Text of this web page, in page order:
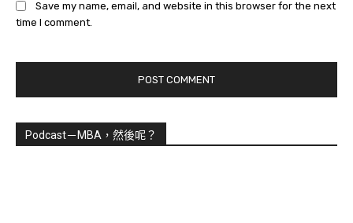
Save my name, email, and website in this browser for the next
time I comment.
Podcast－MBA，然後呢？